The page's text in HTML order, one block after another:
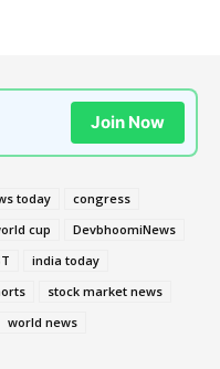
Join Now
today
congress
cup
DevbhoomiNews
india today
stock market news
world news